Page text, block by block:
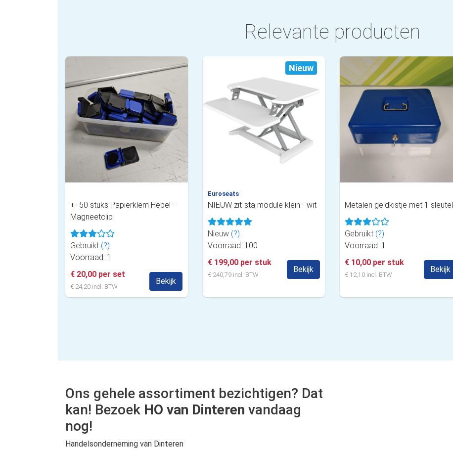
Relevante producten
+- 50 stuks Papierklem Hebel -
Magneetclip
Gebruikt (?)
Voorraad: 1
€ 20,00 per set
€ 24,20 incl. BTW
Bekijk
Nieuw
Euroseats
NIEUW zit-sta module klein - wit
Nieuw (?)
Voorraad: 100
€ 199,00 per stuk
€ 240,79 incl. BTW
Bekijk
Metalen geldkistje met 1 sleutel
Gebruikt (?)
Voorraad: 1
€ 10,00 per stuk
€ 12,10 incl. BTW
Bekijk
Ons gehele assortiment bezichtigen? Dat
kan! Bezoek HO van Dinteren vandaag
nog!
Handelsonderneming van Dinteren